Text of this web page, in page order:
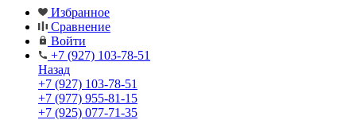
Избранное
Сравнение
Войти
+7 (927) 103-78-51
Назад
+7 (927) 103-78-51
+7 (977) 955-81-15
+7 (925) 077-71-35